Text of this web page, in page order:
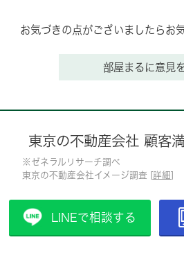
お気づきの点がございましたらお
部屋まるに意見
東京の不動産会社 顧客
※ゼネラルリサーチ調べ
東京の不動産会社イメージ調査 [詳細]
LINEで相談する